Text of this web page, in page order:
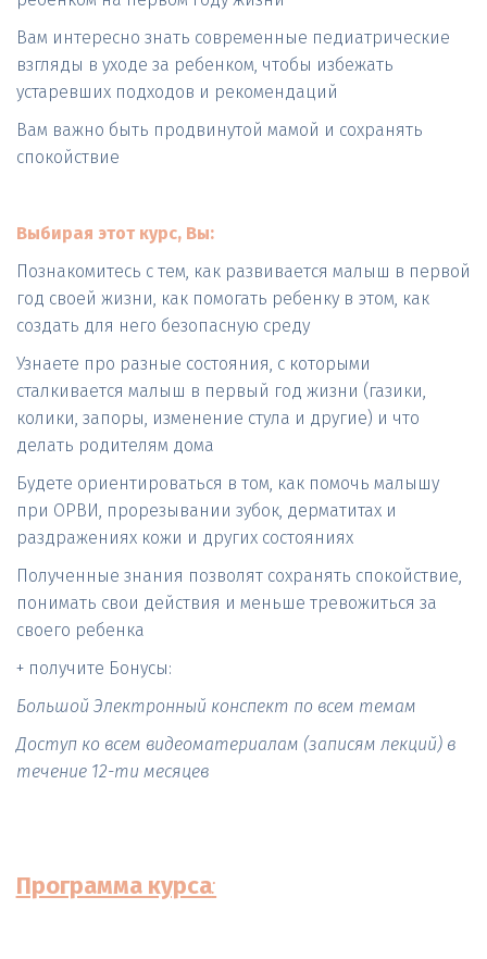
Вам интересно знать современные педиатрические
взгляды в уходе за ребенком, чтобы избежать
устаревших подходов и рекомендаций
Вам важно быть продвинутой мамой и сохранять
спокойствие
Выбирая этот курс, Вы:
Познакомитесь с тем, как развивается малыш в первой
год своей жизни, как помогать ребенку в этом, как
создать для него безопасную среду
Узнаете про разные состояния, с которыми
сталкивается малыш в первый год жизни (газики,
колики, запоры, изменение стула и другие) и что
делать родителям дома
Будете ориентироваться в том, как помочь малышу
при ОРВИ, прорезывании зубок, дерматитах и
раздражениях кожи и других состояниях
Полученные знания позволят сохранять спокойствие,
понимать свои действия и меньше тревожиться за
своего ребенка
+ получите Бонусы:
Большой Электронный конспект по всем темам
Доступ ко всем видеоматериалам (записям лекций) в
течение 12-ти месяцев
Программа курса: